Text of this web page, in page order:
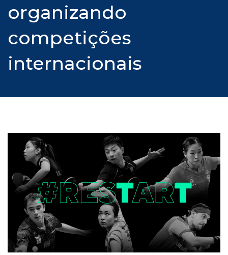
organizando
competições
internacionais